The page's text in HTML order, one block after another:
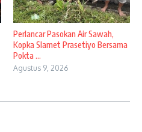
Perlancar Pasokan Air Sawah,
Kopka Slamet Prasetiyo Bersama
Pokta ...
Agustus 9, 2026